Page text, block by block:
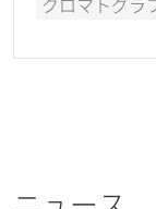
クロマトグラ